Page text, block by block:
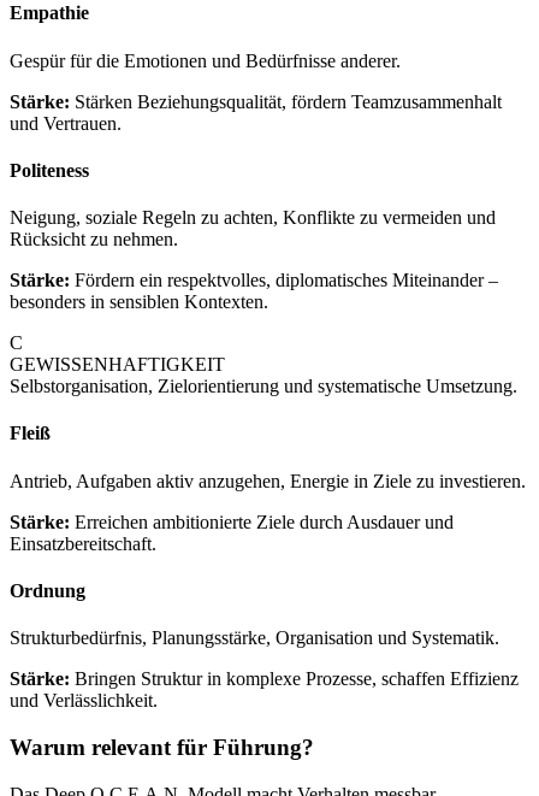
Empathie
Gespür für die Emotionen und Bedürfnisse anderer.
Stärke: Stärken Beziehungsqualität, fördern Teamzusammenhalt
und Vertrauen.
Politeness
Neigung, soziale Regeln zu achten, Konflikte zu vermeiden und
Rücksicht zu nehmen.
Stärke: Fördern ein respektvolles, diplomatisches Miteinander –
besonders in sensiblen Kontexten.
C
GEWISSENHAFTIGKEIT
Selbstorganisation, Zielorientierung und systematische Umsetzung.
Fleiß
Antrieb, Aufgaben aktiv anzugehen, Energie in Ziele zu investieren.
Stärke: Erreichen ambitionierte Ziele durch Ausdauer und
Einsatzbereitschaft.
Ordnung
Strukturbedürfnis, Planungsstärke, Organisation und Systematik.
Stärke: Bringen Struktur in komplexe Prozesse, schaffen Effizienz
und Verlässlichkeit.
Warum relevant für Führung?